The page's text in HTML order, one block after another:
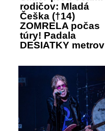
rodičov: Mladá
Češka (†14)
ZOMRELA počas
túry! Padala
DESIATKY metrov